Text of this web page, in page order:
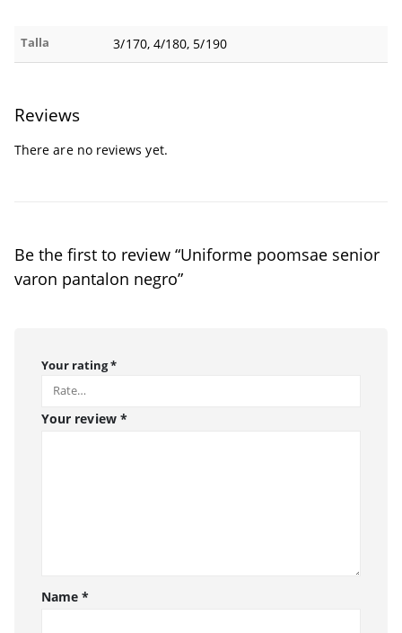
Talla 3/170, 4/180, 5/190
Reviews
There are no reviews yet.
Be the first to review “Uniforme poomsae senior
varon pantalon negro”
Your rating*
Your review *
Name*